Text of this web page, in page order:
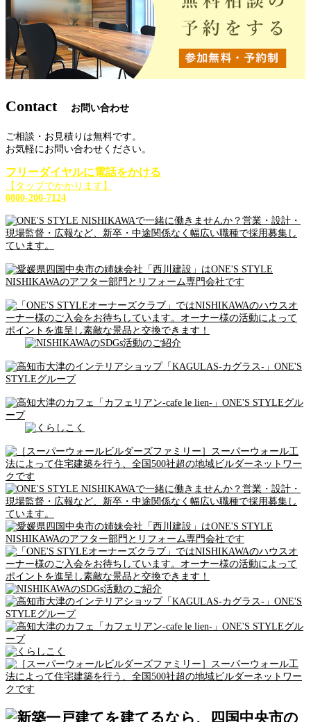
Contact お問い合わせ
ご相談・お見積りは無料です。
お気軽にお問い合わせください。
フリーダイヤルに電話をかける
【タップでかかります】
0800-200-7124